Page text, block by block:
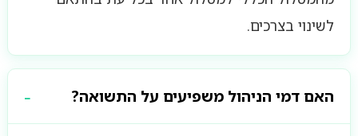
לשינוי בצרכים.
האם דמי הניהול משפיעים על התשואה?